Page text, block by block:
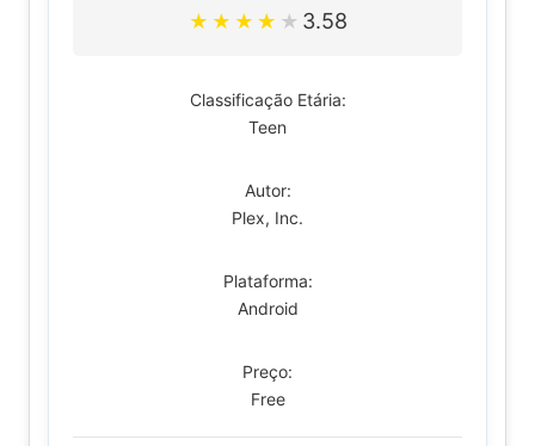
★ ★ ★ ★ ★ 3.58
Classificação Etária:
Teen
Autor:
Plex, Inc.
Plataforma:
Android
Preço:
Free